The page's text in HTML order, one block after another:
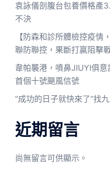
袁詠儀剖腹台包養價格產
不決
【防森和診所體檢控疫情
聯防聯控，果斷打贏阻擊
韋帕襲港，噴鼻JIUYI俱
首個十號颶風信號
“成功的日子就快來了”找
近期留言
尚無留言可供顯示。